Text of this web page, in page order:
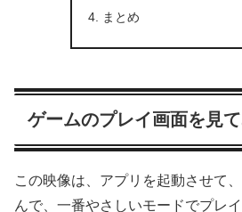
まとめ
ゲームのプレイ画面を見
この映像は、アプリを起動させて
んで、一番やさしいモードでプレ